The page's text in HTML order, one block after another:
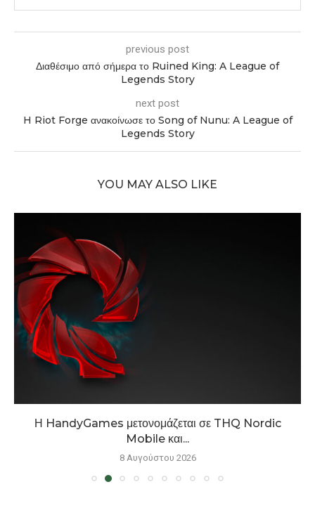
previous post
Διαθέσιμο από σήμερα το Ruined King: A League of
Legends Story
next post
H Riot Forge ανακοίνωσε το Song of Nunu: A League of
Legends Story
YOU MAY ALSO LIKE
Η HandyGames μετονομάζεται σε THQ Nordic
Mobile και...
8 Αυγούστου 2026